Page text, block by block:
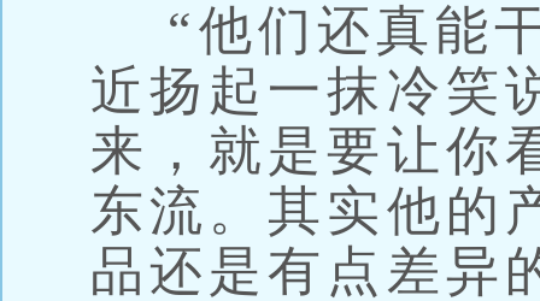
“他们还真能
近扬起一抹冷笑
来，就是要让你
东流。其实他的
品还是有点差异